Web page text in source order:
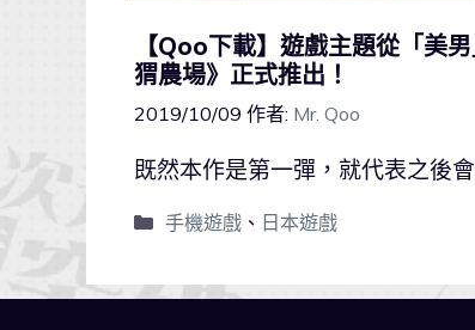
【Qoo下載】遊戲主題從「美
猬農場》正式推出！
2019/10/09 作者: Mr. Qoo
既然本作是第一彈，就代表之後
手機遊戲、 日本遊戲